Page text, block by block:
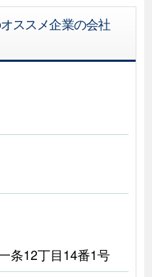
ススメ企業の会社
条12丁目14番1号